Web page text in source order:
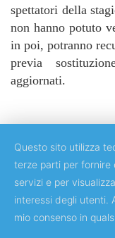
spettatori della
non hanno potuto
in poi, potranno
previa
aggiornati.
Copyright © 2018
Questo sito utilizza
terze parti per fornire
servizi e per
interessi degli utenti.
mio consenso in